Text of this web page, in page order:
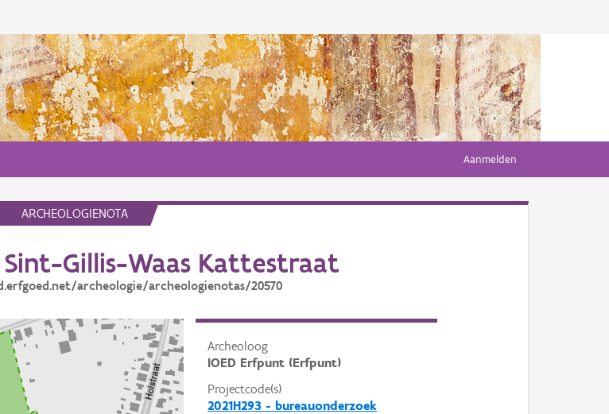
Aanmelden
ARCHEOLOGIENOTA
Gillis-Waas Kattestraat
archeologie/archeologienotas/20570
Archeoloog
IOED Erfpunt (Erfpunt)
Projectcode(s)
2021H293 - bureauonderzoek